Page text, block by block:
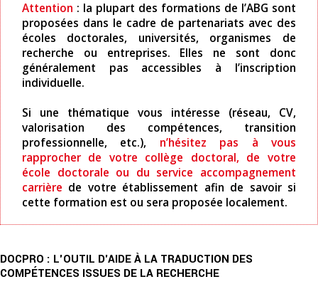
Attention : la plupart des formations de l’ABG sont
proposées dans le cadre de partenariats avec des
écoles doctorales, universités, organismes de
recherche ou entreprises. Elles ne sont donc
généralement pas accessibles à l’inscription
individuelle.
Si une thématique vous intéresse (réseau, CV,
valorisation des compétences, transition
professionnelle, etc.), n’hésitez pas à vous
rapprocher de votre collège doctoral, de votre
école doctorale ou du service accompagnement
carrière de votre établissement afin de savoir si
cette formation est ou sera proposée localement.
DOCPRO : L'OUTIL D'AIDE À LA TRADUCTION DES
COMPÉTENCES ISSUES DE LA RECHERCHE